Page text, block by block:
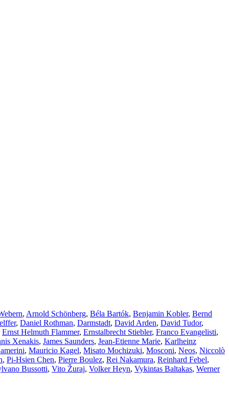
, Arnold Schönberg, Béla Bartók, Benjamin Kobler, Bernd
, Daniel Rothman, Darmstadt, David Arden, David Tudor,
Ernst Helmuth Flammer, Ernstalbrecht Stiebler, Franco Evangelisti,
Xenakis, James Saunders, Jean-Etienne Marie, Karlheinz
, Mauricio Kagel, Misato Mochizuki, Mosconi, Neos, Niccolò
, Pi-Hsien Chen, Pierre Boulez, Rei Nakamura, Reinhard Febel,
Bussotti, Vito Žuraj, Volker Heyn, Vykintas Baltakas, Werner